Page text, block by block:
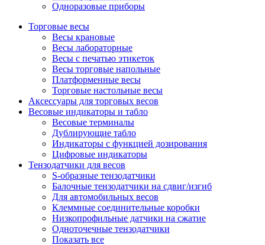
Одноразовые приборы
Торговые весы
Весы крановые
Весы лабораторные
Весы с печатью этикеток
Весы торговые напольные
Платформенные весы
Торговые настольные весы
Аксессуары для торговых весов
Весовые индикаторы и табло
Весовые терминалы
Дублирующие табло
Индикаторы с функцией дозирования
Цифровые индикаторы
Тензодатчики для весов
S-образные тензодатчики
Балочные тензодатчики на сдвиг/изгиб
Для автомобильных весов
Клеммные соединительные коробки
Низкопрофильные датчики на сжатие
Одноточечные тензодатчики
Показать все